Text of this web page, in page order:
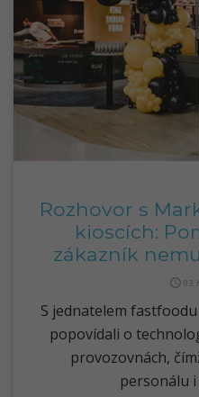
Rozhovor s
kioscích:
zákazník
query_builder 03.
S jednatelem
popovídali o
provozovnách,
personálu